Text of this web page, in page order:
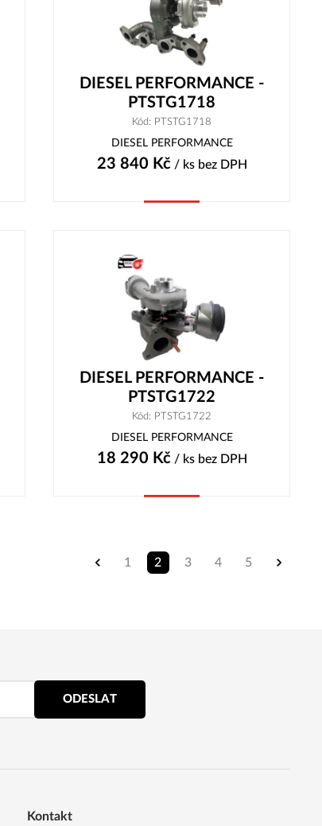
DIESEL PERFORMANCE -
PTSTG1718
Kód: PTSTG1718
DIESEL PERFORMANCE
23 840 Kč/ ks bez DPH
DIESEL PERFORMANCE -
PTSTG1722
Kód: PTSTG1722
DIESEL PERFORMANCE
18 290 Kč/ ks bez DPH
1 2 3 4 5
ODESLAT
Kontakt